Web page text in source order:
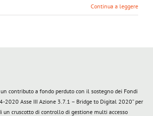
Continua a leggere
un contributo a fondo perduto con il sostegno dei Fondi
2020 Asse III Azione 3.7.1 – Bridge to Digital 2020” per
un cruscotto di controllo di gestione multi accesso